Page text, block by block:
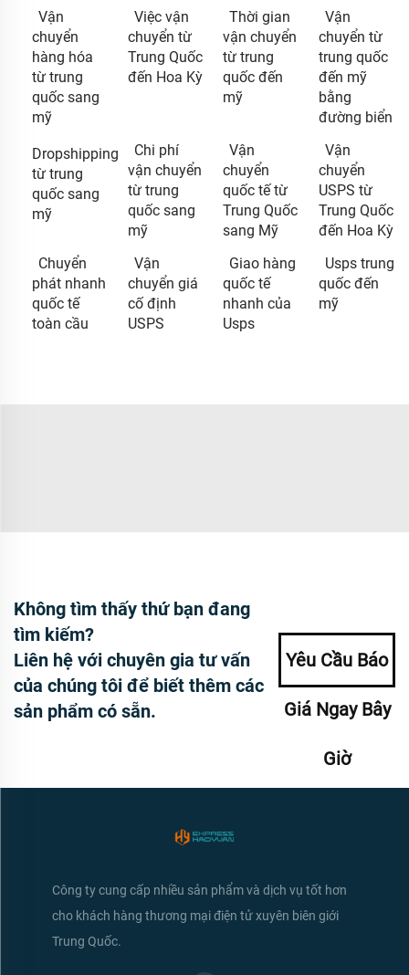
Vận
chuyển
hàng hóa
từ trung
quốc sang
mỹ
Việc vận
chuyển từ
Trung Quốc
đến Hoa Kỳ
Thời gian
vận chuyển
từ trung
quốc đến
mỹ
Vận
chuyển từ
trung quốc
đến mỹ
bằng
đường biển
Dropshipping
từ trung
quốc sang
mỹ
Chi phí
vận chuyển
từ trung
quốc sang
mỹ
Vận
chuyển
quốc tế từ
Trung Quốc
sang Mỹ
Vận
chuyển
USPS từ
Trung Quốc
đến Hoa Kỳ
Chuyển
phát nhanh
quốc tế
toàn cầu
Vận
chuyển giá
cố định
USPS
Giao hàng
quốc tế
nhanh của
Usps
Usps trung
quốc đến
mỹ
Không tìm thấy thứ bạn đang
tìm kiếm?
Liên hệ với chuyên gia tư vấn
của chúng tôi để biết thêm các
sản phẩm có sẵn.
Yêu Cầu Báo
Giá Ngay Bây
Giờ
Công ty cung cấp nhiều sản phẩm và dịch vụ tốt hơn
cho khách hàng thương mại điện tử xuyên biên giới
Trung Quốc.